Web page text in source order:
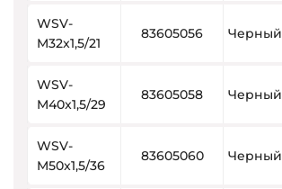
WSV-
M32x1,5/21
83605056 Черный
WSV-
M40x1,5/29
83605058 Черный
WSV-
M50x1,5/36
83605060 Черный